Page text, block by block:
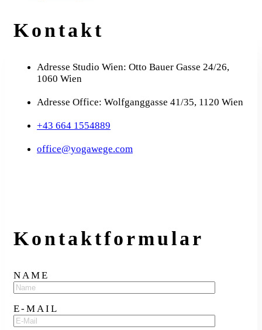
Kontakt
Adresse Studio Wien: Otto Bauer Gasse 24/26,
1060 Wien
Adresse Office: Wolfganggasse 41/35, 1120 Wien
+43 664 1554889
office@yogawege.com
Kontakt­formular
NAME
E-MAIL